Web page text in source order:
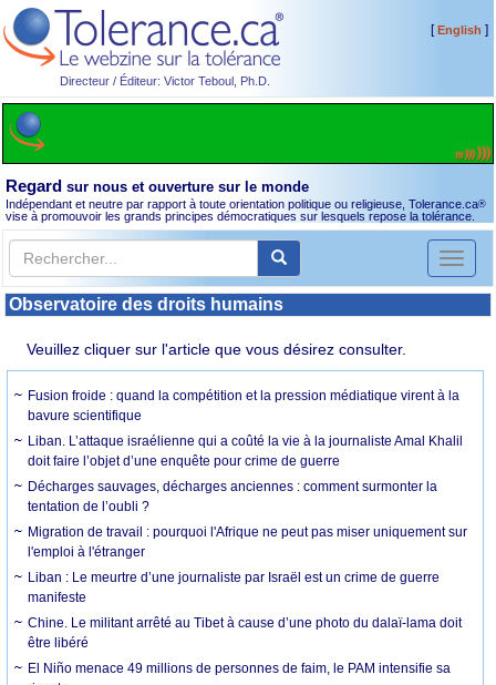
Directeur / Éditeur: Victor Teboul, Ph.D.
[English ]
Regard sur nous et ouverture sur le monde
Indépendant et neutre par rapport à toute orientation politique ou religieuse, Tolerance.ca®
vise à promouvoir les grands principes démocratiques sur lesquels repose la tolérance.
Toggle
Observatoire des droits humains
Veuillez cliquer sur l'article que vous désirez consulter.
Fusion froide : quand la compétition et la pression médiatique virent à la
bavure scientifique
Liban. L’attaque israélienne qui a coûté la vie à la journaliste Amal Khalil
doit faire l’objet d’une enquête pour crime de guerre
Décharges sauvages, décharges anciennes : comment surmonter la
tentation de l’oubli ?
Migration de travail : pourquoi l'Afrique ne peut pas miser uniquement sur
l'emploi à l'étranger
Liban : Le meurtre d’une journaliste par Israël est un crime de guerre
manifeste
Chine. Le militant arrêté au Tibet à cause d’une photo du dalaï-lama doit
être libéré
El Niño menace 49 millions de personnes de faim, le PAM intensifie sa